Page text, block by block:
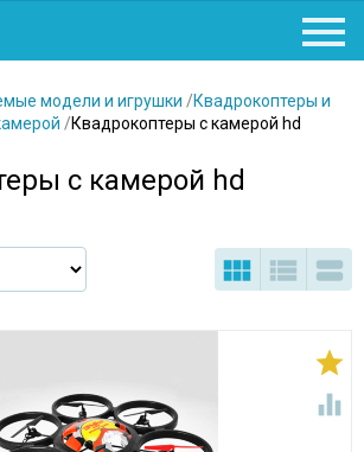

модели и игрушки /Квадрокоптеры и
/Квадрокоптеры с камерой hd
с камерой hd
  

